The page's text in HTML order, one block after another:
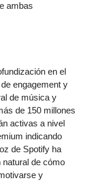
ambas
en el
engagement y
de música y
de 150 millones
activas a nivel
indicando
de Spotify ha
de cómo
y